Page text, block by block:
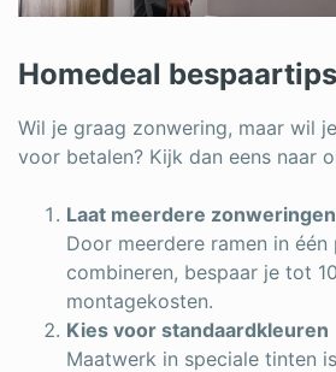
Homedeal bespaartips
Wil je graag zonwering, maar wil
voor betalen? Kijk dan eens naar
Laat meerdere
Door meerdere ramen in
combineren, bespaar je tot
montagekosten.
Kies voor standaardkleuren
Maatwerk in speciale tinten